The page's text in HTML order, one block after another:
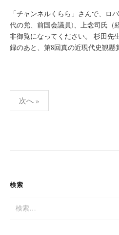
「チャンネルくらら」さんで、ロ
代の党、前国会議員)、上念司氏（
非御覧になってください。 杉田先
録のあと、第8回真の近現代史観懸
投
稿
送
り
次へ »
検索
索: